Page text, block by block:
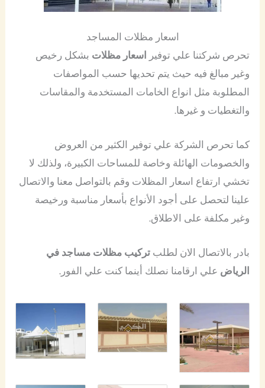
اسعار مظلات المساجد
تحرص شركتنا علي توفير اسعار مظلات بشكل رخيص
وغير مبالغ فيه حيث يتم تحديها حسب المواصفات
المطلوبة مثل انواع الخامات المستخدمة والمقاسات
والتغطيات و غيرها.
كما تحرص الشركة علي توفير الكثير من العروض
والخصومات الهائلة وخاصة للمساحات الكبيرة، ولذلك لا
تخشي ارتفاع اسعار المظلات وقم بالتواصل معنا والاتصال
علينا لتحصل على أجود الأنواع بأسعار مناسبة ورخيصة
وغير مكلفة على الاطلاق.
بادر بالاتصال الان لطلبتركيب مظلات مساجد في
الرياض علي ارقامنا نصلك أينما كنت علي الفور.